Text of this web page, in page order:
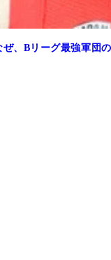
、Bリーグ最強軍団